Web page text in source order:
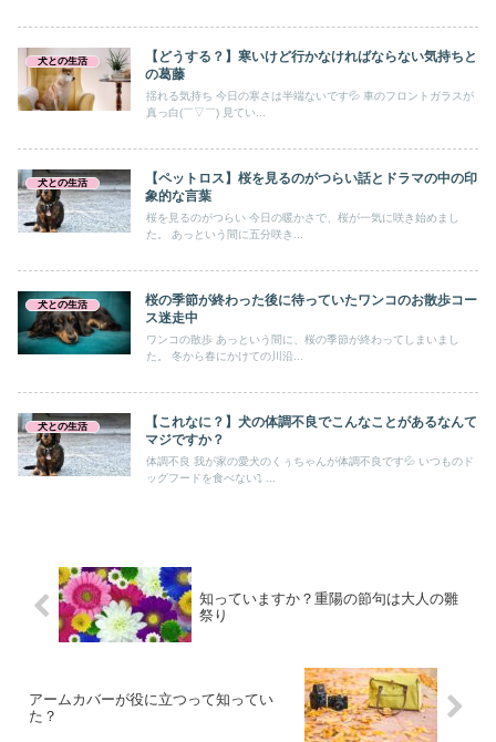
犬との生活
【どうする？】寒いけど行かなければならない気持ちと
の葛藤
揺れる気持ち 今日の寒さは半端ないです💦 車のフロントガラスが
真っ白(￣▽￣) 見てい...
犬との生活
【ペットロス】桜を見るのがつらい話とドラマの中の印
象的な言葉
桜を見るのがつらい 今日の暖かさで、桜が一気に咲き始めまし
た。 あっという間に五分咲き...
犬との生活
桜の季節が終わった後に待っていたワンコのお散歩コー
ス迷走中
ワンコの散歩 あっという間に、桜の季節が終わってしまいまし
た。 冬から春にかけての川沿...
犬との生活
【これなに？】犬の体調不良でこんなことがあるなんて
マジですか？
体調不良 我が家の愛犬のくぅちゃんが体調不良です💦 いつものド
ッグフードを食べない⤵ ...
知っていますか？重陽の節句は大人の雛
祭り
アームカバーが役に立つって知ってい
た？